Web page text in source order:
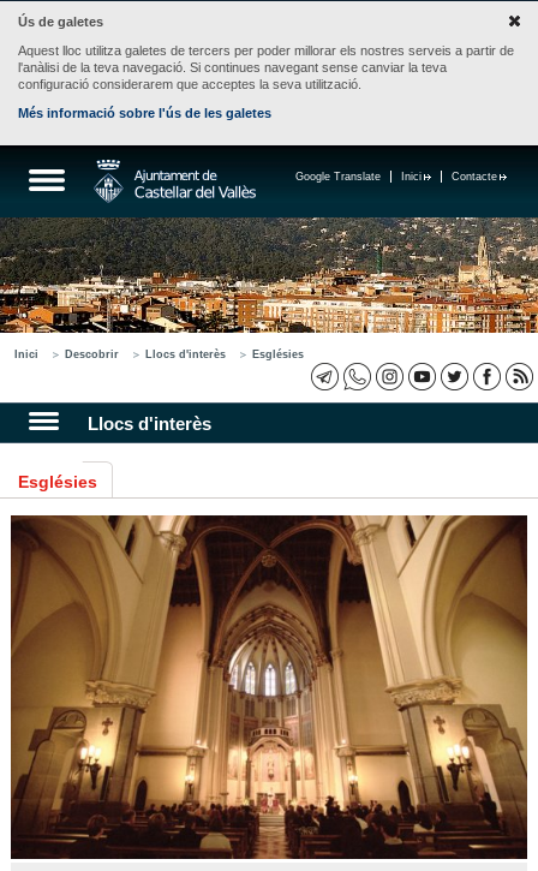
Ús de galetes
Aquest lloc utilitza galetes de tercers per poder millorar els nostres serveis a partir de
l'anàlisi de la teva navegació. Si continues navegant sense canviar la teva
configuració considerarem que acceptes la seva utilització.
Més informació sobre l'ús de les galetes
Contacte
Inici
Google Translate
Inici Descobrir Llocs d'interès Esglésies
Llocs d'interès
Esglésies